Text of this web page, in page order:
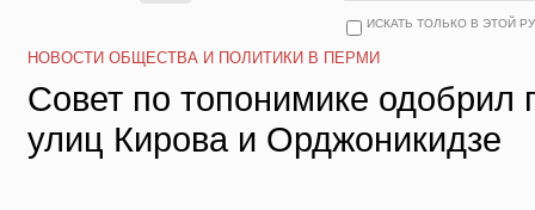
ИСКАТЬ ТОЛЬКО В ЭТОЙ
НОВОСТИ ОБЩЕСТВА И ПОЛИТИКИ В ПЕРМИ
Совет по топонимике одобрил
улиц Кирова и Орджоникидзе